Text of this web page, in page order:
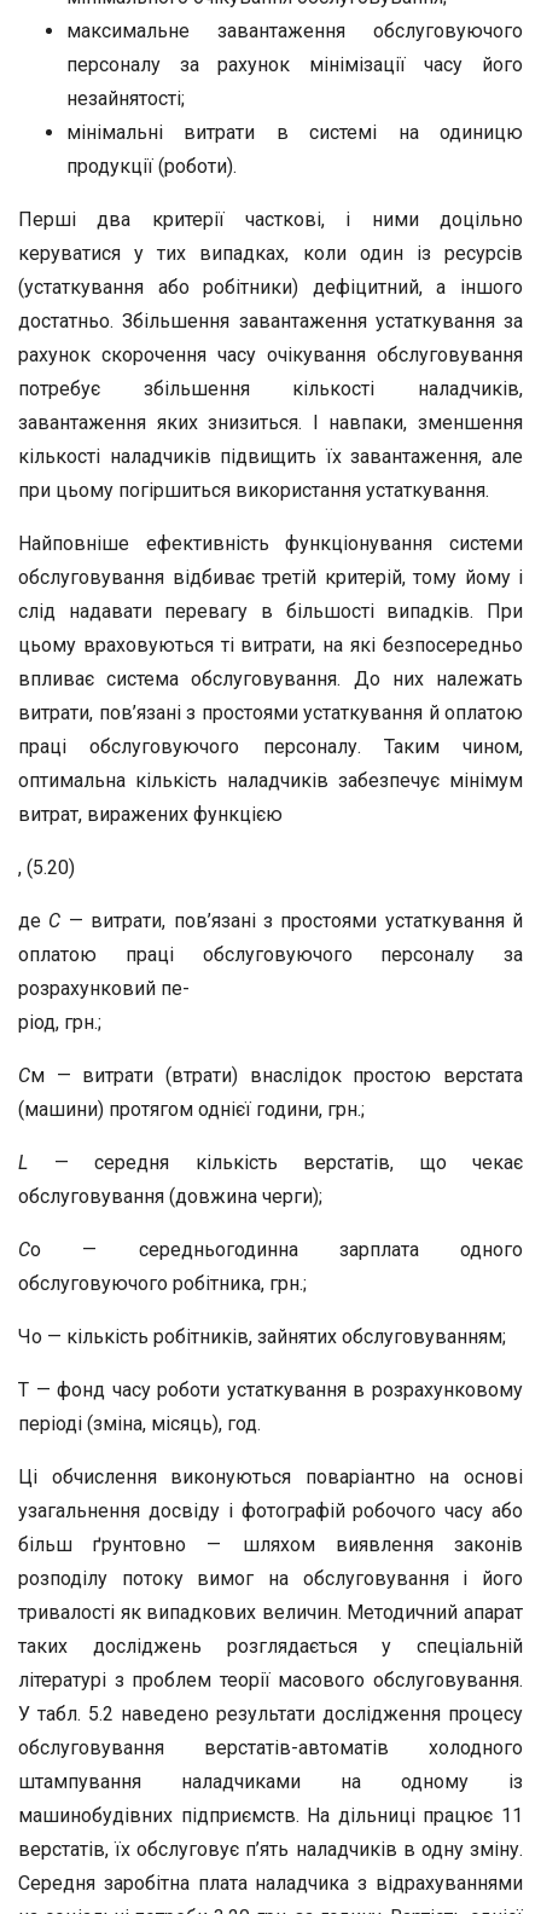
максимальне завантаження обслуговуючого
персоналу за рахунок мінімізації часу його
незайнятості;
мінімальні витрати в системі на одиницю
продукції (роботи).
Перші два критерії часткові, і ними доцільно
керуватися у тих випадках, коли один із ресурсів
(устаткування або робітники) дефіцитний, а іншого
достатньо. Збільшення завантаження устаткування за
рахунок скорочення часу очікування обслуговування
потребує збільшення кількості наладчиків,
завантаження яких знизиться. І навпаки, зменшення
кількості наладчиків підвищить їх завантаження, але
при цьому погіршиться використання устаткування.
Найповніше ефективність функціонування системи
обслуговування відбиває третій критерій, тому йому і
слід надавати перевагу в більшості випадків. При
цьому враховуються ті витрати, на які безпосередньо
впливає система обслуговування. До них належать
витрати, пов’язані з простоями устаткування й оплатою
праці обслуговуючого персоналу. Таким чином,
оптимальна кількість наладчиків забезпечує мінімум
витрат, виражених функцією
, (5.20)
де С — витрати, пов’язані з простоями устаткування й
оплатою праці обслуговуючого персоналу за
розрахунковий пе-
ріод, грн.;
См — витрати (втрати) внаслідок простою верстата
(машини) протягом однієї години, грн.;
L — середня кількість верстатів, що чекає
обслуговування (довжина черги);
Со — середньогодинна зарплата одного
обслуговуючого робітника, грн.;
Чо — кількість робітників, зайнятих обслуговуванням;
Т — фонд часу роботи устаткування в розрахунковому
періоді (зміна, місяць), год.
Ці обчислення виконуються поваріантно на основі
узагальнення досвіду і фотографій робочого часу або
більш ґрунтовно — шляхом виявлення законів
розподілу потоку вимог на обслуговування і його
тривалості як випадкових величин. Методичний апарат
таких досліджень розглядається у спеціальній
літературі з проблем теорії масового обслуговування.
У табл. 5.2 наведено результати дослідження процесу
обслуговування верстатів-автоматів холодного
штампування наладчиками на одному із
машинобудівних підприємств. На дільниці працює 11
верстатів, їх обслуговує п’ять наладчиків в одну зміну.
Середня заробітна плата наладчика з відрахуваннями